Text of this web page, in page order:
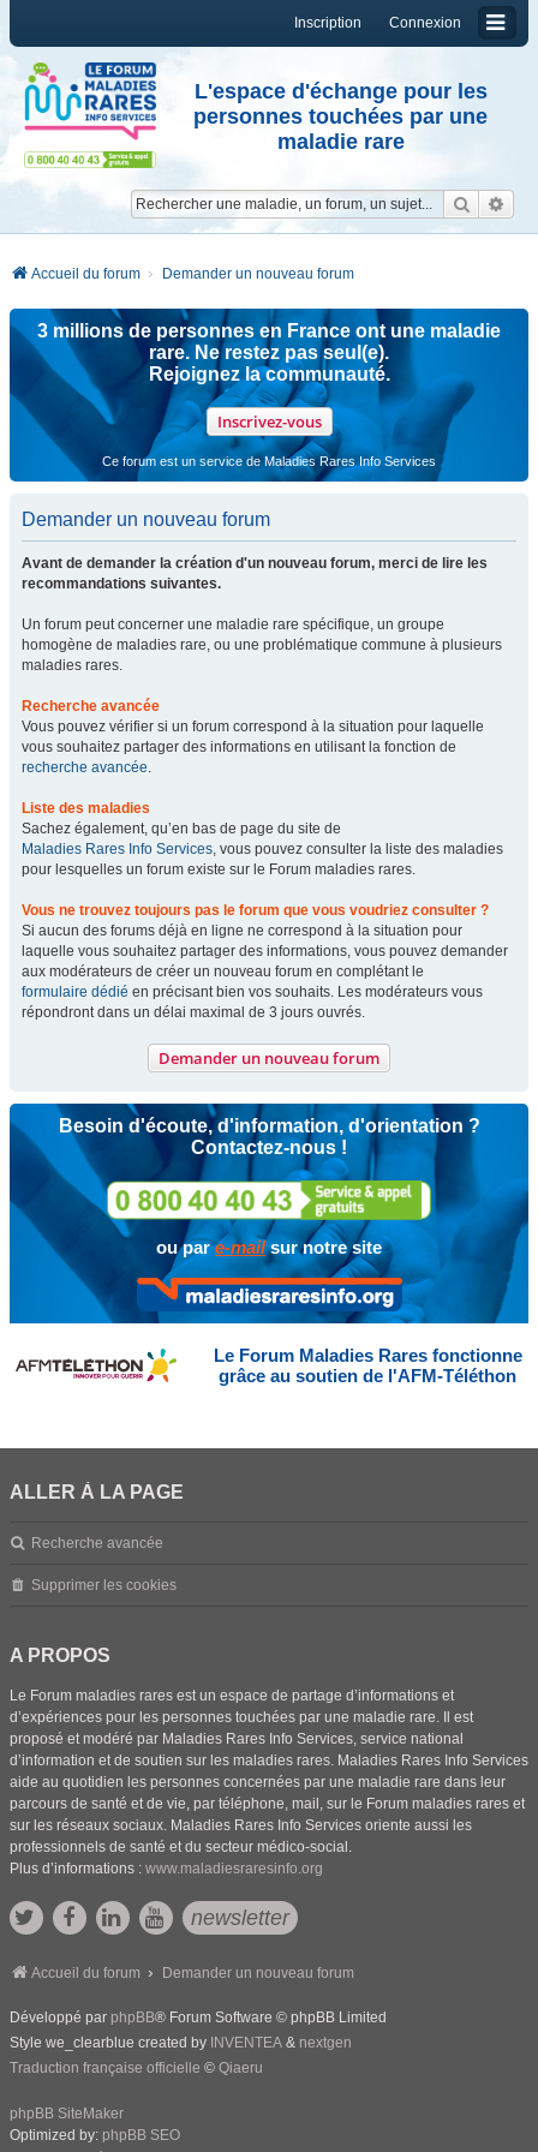
Connexion
Inscription
L'espace d'échange pour les
personnes touchées par une
maladie rare
Accueil du forum Demander un nouveau forum
3 millions de personnes en France ont une maladie
rare. Ne restez pas seul(e).
Rejoignez la communauté.
Inscrivez-vous
Ce forum est un service de Maladies Rares Info Services
Demander un nouveau forum
Avant de demander la création d'un nouveau forum, merci de lire les
recommandations suivantes.
Un forum peut concerner une maladie rare spécifique, un groupe
homogène de maladies rare, ou une problématique commune à plusieurs
maladies rares.
Recherche avancée
Vous pouvez vérifier si un forum correspond à la situation pour laquelle
vous souhaitez partager des informations en utilisant la fonction de
recherche avancée.
Liste des maladies
Sachez également, qu’en bas de page du site de
Maladies Rares Info Services, vous pouvez consulter la liste des maladies
pour lesquelles un forum existe sur le Forum maladies rares.
Vous ne trouvez toujours pas le forum que vous voudriez consulter ?
Si aucun des forums déjà en ligne ne correspond à la situation pour
laquelle vous souhaitez partager des informations, vous pouvez demander
aux modérateurs de créer un nouveau forum en complétant le
formulaire dédié en précisant bien vos souhaits. Les modérateurs vous
répondront dans un délai maximal de 3 jours ouvrés.
Demander un nouveau forum
Besoin d'écoute, d'information, d'orientation ?
Contactez-nous !
ou pare-mailsur notre site
Le Forum Maladies Rares fonctionne
grâce au soutien de l'AFM-Téléthon
ALLER À LA PAGE
Recherche avancée
Supprimer les cookies
A PROPOS
Le Forum maladies rares est un espace de partage d’informations et
d’expériences pour les personnes touchées par une maladie rare. Il est
proposé et modéré par Maladies Rares Info Services, service national
d’information et de soutien sur les maladies rares. Maladies Rares Info Services
aide au quotidien les personnes concernées par une maladie rare dans leur
parcours de santé et de vie, par téléphone, mail, sur le Forum maladies rares et
sur les réseaux sociaux. Maladies Rares Info Services oriente aussi les
professionnels de santé et du secteur médico-social.
Plus d’informations : www.maladiesraresinfo.org
newsletter
Accueil du forum Demander un nouveau forum
Développé par phpBB® Forum Software © phpBB Limited
Style we_clearblue created by INVENTEA & nextgen
Traduction française officielle © Qiaeru
phpBB SiteMaker
Optimized by: phpBB SEO